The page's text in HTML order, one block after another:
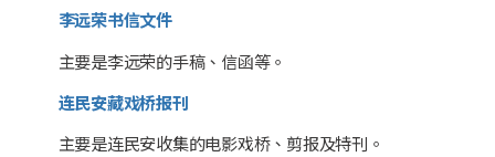
李远荣书信文件
主要是李远荣的手稿、信函等。
连民安藏戏桥报刊
主要是连民安收集的电影戏桥、剪报及特刊。